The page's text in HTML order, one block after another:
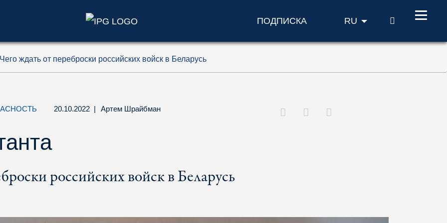
ПОДПИСКА RU ПОИСК
Чего ждать от переброски российских войск в Беларусь
20.10.2022 | Артем Шрайбман
российских войск в Беларусь